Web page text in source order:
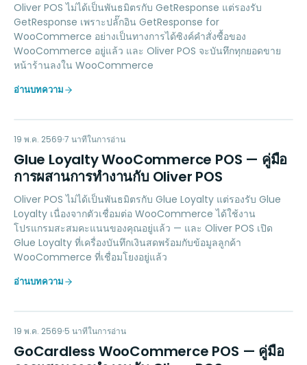
Oliver POS ไม่ได้เป็นพันธมิตรกับ GetResponse แต่รองรับ
GetResponse เพราะปลั๊กอิน GetResponse for
WooCommerce อย่างเป็นทางการได้ซิงค์คำสั่งซื้อของ
WooCommerce อยู่แล้ว และ Oliver POS จะบันทึกทุกยอดขาย
หน้าร้านลงใน WooCommerce
อ่านบทความ
GL
LOYALTY
19 พ.ค. 2569 7 นาทีในการอ่าน
Glue Loyalty WooCommerce POS — คู่มือ
การผสานการทำงานกับ Oliver POS
Oliver POS ไม่ได้เป็นพันธมิตรกับ Glue Loyalty แต่รองรับ Glue
Loyalty เนื่องจากตัวเชื่อมต่อ WooCommerce ได้ใช้งาน
โปรแกรมสะสมคะแนนของคุณอยู่แล้ว — และ Oliver POS เปิด
Glue Loyalty ที่เครื่องบันทึกเงินสดพร้อมกับข้อมูลลูกค้า
WooCommerce ที่เชื่อมโยงอยู่แล้ว
อ่านบทความ
GW
PAYMENTS
19 พ.ค. 2569 5 นาทีในการอ่าน
GoCardless WooCommerce POS — คู่มือ